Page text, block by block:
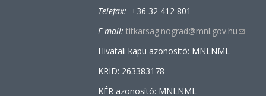
Telefax: +36 32 412 801
E-mail: titkarsag.nograd@mnl.gov.hu(link
Hivatali kapu azonosító: MNLNML
KRID: 263383178
KÉR azonosító: MNLNML